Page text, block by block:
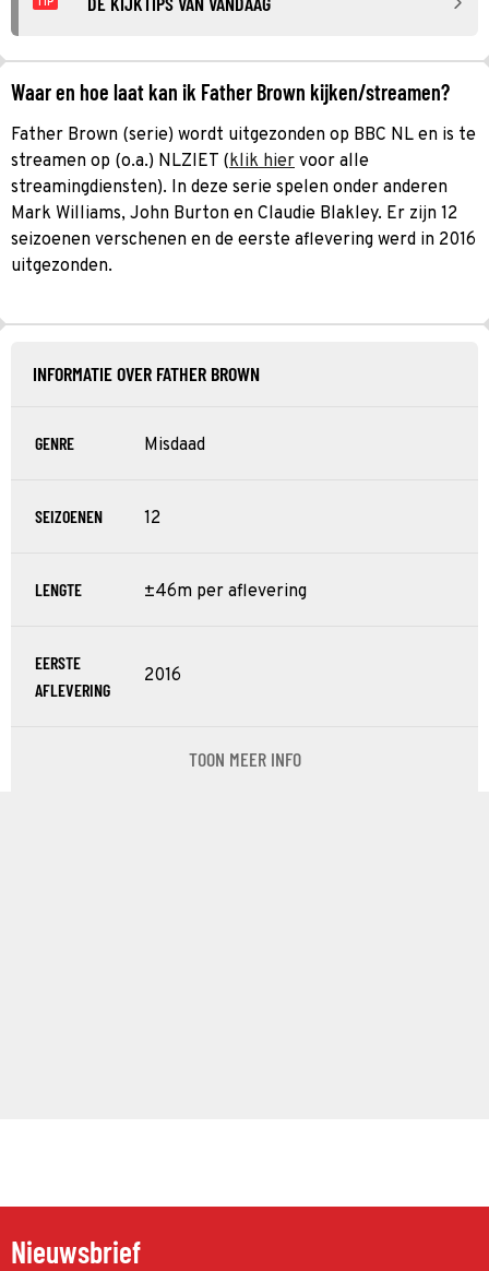
TIP
Waar en hoe laat kan ik Father Brown kijken/streamen?
Father Brown (serie) wordt uitgezonden op BBC NL en is te
streamen op (o.a.) NLZIET (klik hier voor alle
streamingdiensten). In deze serie spelen onder anderen
Mark Williams, John Burton en Claudie Blakley. Er zijn 12
seizoenen verschenen en de eerste aflevering werd in 2016
uitgezonden.
INFORMATIE OVER FATHER BROWN
GENRE Misdaad
SEIZOENEN 12
LENGTE ±46m per aflevering
EERSTE
AFLEVERING
2016
TOON MEER INFO
Nieuwsbrief